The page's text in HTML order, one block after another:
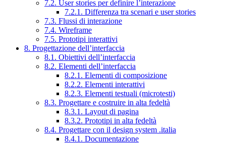
7.2. User stories per definire l’interazione
7.2.1. Differenza tra scenari e user stories
7.3. Flussi di interazione
7.4. Wireframe
7.5. Prototipi interattivi
8. Progettazione dell’interfaccia
8.1. Obiettivi dell’interfaccia
8.2. Elementi dell’interfaccia
8.2.1. Elementi di composizione
8.2.2. Elementi interattivi
8.2.3. Elementi testuali (microtesti)
8.3. Progettare e costruire in alta fedeltà
8.3.1. Layout di pagina
8.3.2. Prototipi in alta fedeltà
8.4. Progettare con il design system .italia
8.4.1. Documentazione